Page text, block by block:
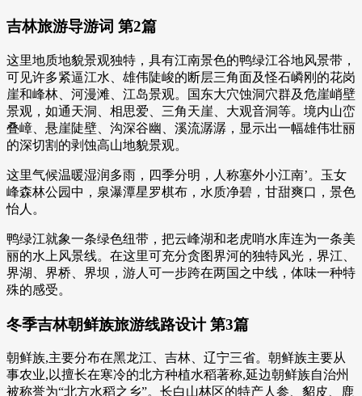
吉林旅游导游词 第2篇
这里地质地貌景观独特，具有江南景色的鸭绿江谷地风景带，
可见许多紧逼江水、雄伟陡峻的断层三角面及怪石嶙刚的花岗
崖和峰林、河漫滩、江岛景观。国东大穴蚀洞穴群及危崖峭壁
景观，如通天洞、相思爱、三角天崖、大观音洞等。境内山峦
叠嶂、悬崖陡壁、沟深谷幽、溪流潺潺，显示出一幅雄伟壮丽
的深切割的剥蚀高山地貌景观。
这里气候温暖湿润多雨，四季分明，人称塞外小江南’。玉女
峰森林公园中，泉瀑潭星罗棋布，水质净碧，甘甜爽口，景色
怡人。
鸭绿江就象一条绿色纽带，把云峰湖和老虎哨水库连为一条美
丽的水上风景线。在这里可充分贪图界河的独特风光，界江、
界湖、界桥、界坝，游人可一步跨在两国之中线，体味一种特
殊的感受。
冬季吉林朝鲜族旅游线路设计 第3篇
朝鲜族,主要分布在黑龙江、吉林、辽宁三省。朝鲜族主要从
事农业,以擅长在寒冷的北方种植水稻著称,延边朝鲜族自治州
被称誉为“北方水稻之乡”。长白山林区的特产人参、貂皮、鹿